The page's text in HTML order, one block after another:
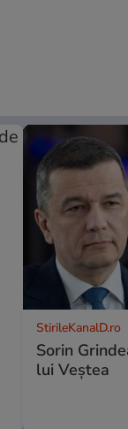
StirileKanalD.ro
Sorin
lui Veștea